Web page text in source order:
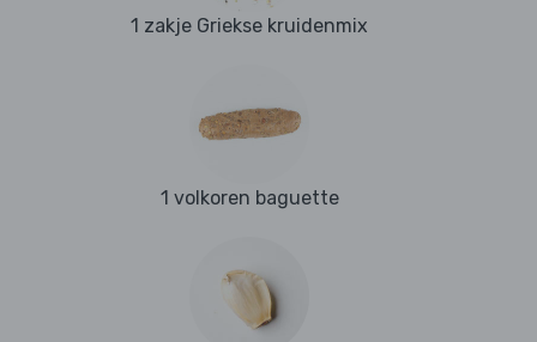
1 zakje Griekse kruidenmix
1 volkoren baguette